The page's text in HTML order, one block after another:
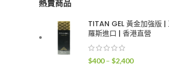
熱賣商品
TITAN GEL 黃金加強版 |
羅斯進口 | 香港直營
$400 – $2,400價